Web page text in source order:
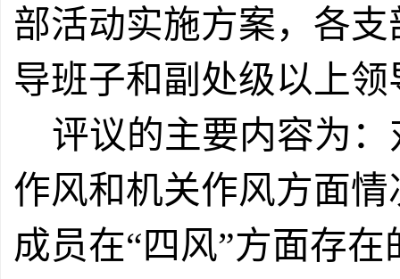
部活动实施方案，各
导班子和副处级以上
评议的主要内容为
作风和机关作风方面
成员在“四风”方面存